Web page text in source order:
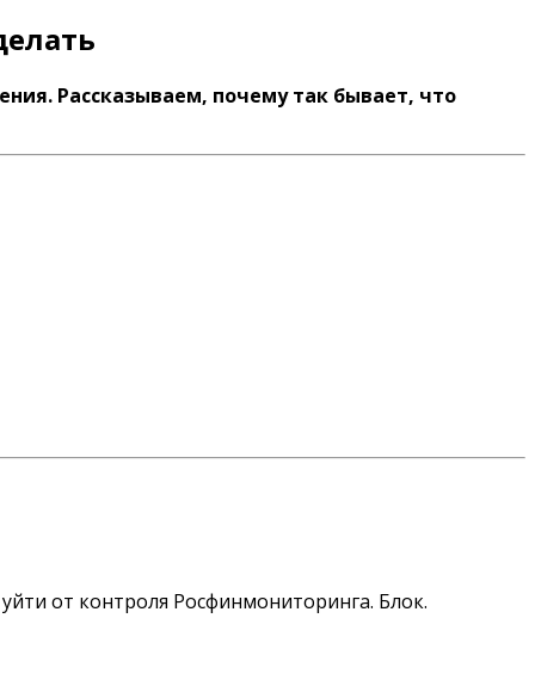
Рассказываем, почему так бывает, что
от контроля Росфинмониторинга. Блок.